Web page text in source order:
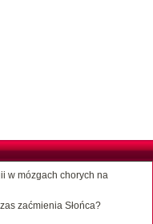
w mózgach chorych na
zaćmienia Słońca?